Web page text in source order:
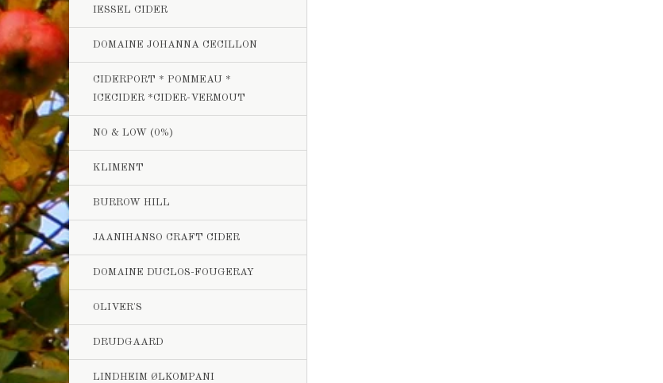
IESSEL CIDER
DOMAINE JOHANNA CECILLON
CIDERPORT * POMMEAU *
ICECIDER *CIDER-VERMOUT
NO & LOW (0%)
KLIMENT
BURROW HILL
JAANIHANSO CRAFT CIDER
DOMAINE DUCLOS-FOUGERAY
OLIVER'S
DRUDGAARD
LINDHEIM ØLKOMPANI